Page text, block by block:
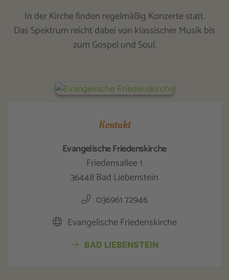
In der Kirche finden regelmäßig Konzerte statt.
Das Spektrum reicht dabei von klassischer Musik bis
zum Gospel und Soul.
Kontakt
Evangelische Friedenskirche
Friedensallee 1
36448 Bad Liebenstein
036961 72946
Evangelische Friedenskirche
BAD LIEBENSTEIN